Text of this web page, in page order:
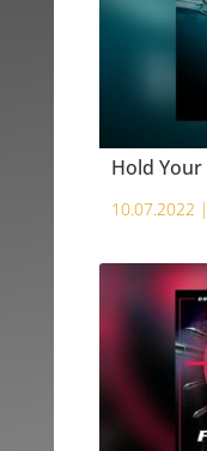
Hold Your
10.07.2022 |